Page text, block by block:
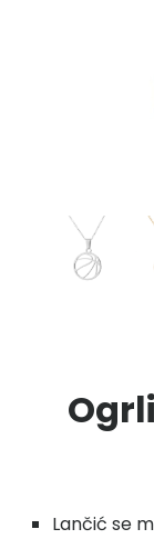
Lančić se